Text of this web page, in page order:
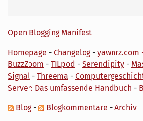
Open Blogging Manifest
Homepage - Changelog- yawnrz.com
BuzzZoom - TILpod - Serendipity -
Signal - Threema -
Server: Das umfassende Handbuch -
Blog- Blogkommentare - Archiv